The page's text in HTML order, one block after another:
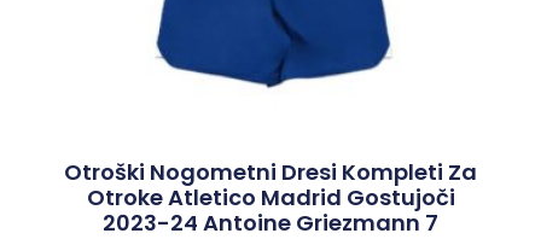
Otroški Nogometni Dresi Kompleti Za
Otroke Atletico Madrid Gostujoči
2023-24 Antoine Griezmann 7